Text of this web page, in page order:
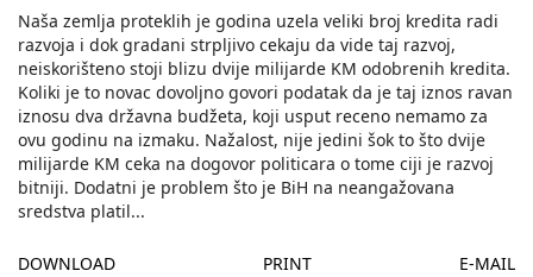
Naša zemlja proteklih je godina uzela veliki broj kredita radi
razvoja i dok gradani strpljivo cekaju da vide taj razvoj,
neiskorišteno stoji blizu dvije milijarde KM odobrenih kredita.
Koliki je to novac dovoljno govori podatak da je taj iznos ravan
iznosu dva državna budžeta, koji usput receno nemamo za
ovu godinu na izmaku. Nažalost, nije jedini šok to što dvije
milijarde KM ceka na dogovor politicara o tome ciji je razvoj
bitniji. Dodatni je problem što je BiH na neangažovana
sredstva platil...
DOWNLOAD PRINT E-MAIL